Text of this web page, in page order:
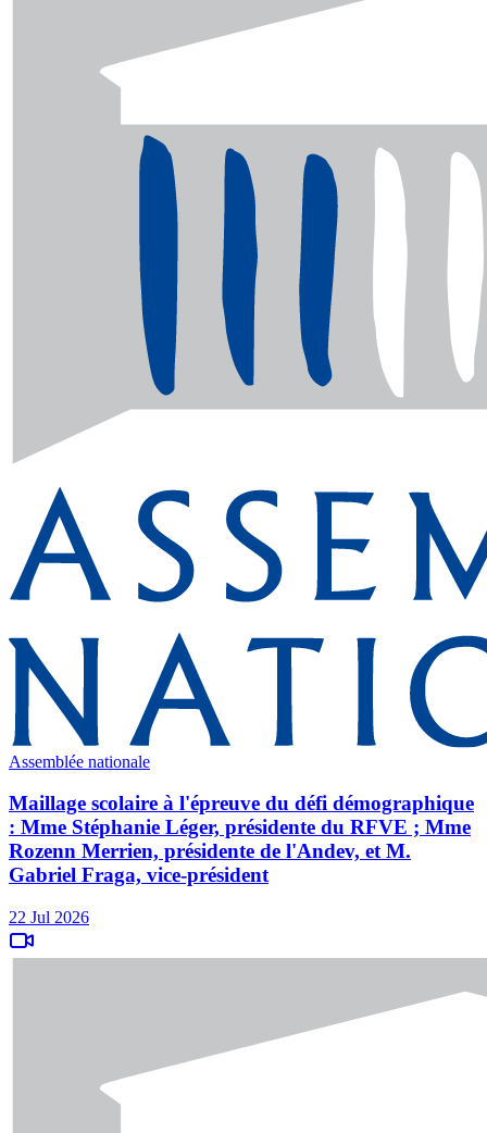
Assemblée nationale
Maillage scolaire à l'épreuve du défi démographique
: Mme Stéphanie Léger, présidente du RFVE ; Mme
Rozenn Merrien, présidente de l'Andev, et M.
Gabriel Fraga, vice-président
22 Jul 2026